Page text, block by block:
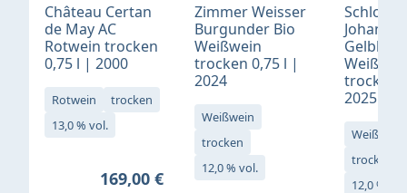
Château Certan
de May AC
Rotwein trocken
0,75 l | 2000
Rotwein
trocken
13,0 % vol.
Regulärer Preis:
169,00 €
Zimmer Weisser
Burgunder Bio
Weißwein
trocken 0,75 l |
2024
Weißwein
trocken
12,0 % vol.
Schloß
Gelblack
trocken
2025
Weißwein
trocken
12,0 % vol.